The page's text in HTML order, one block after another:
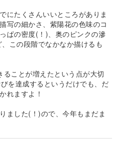
にたくさんいいところがありま
写の細かさ、紫陽花の色味のコ
ぱの密度(！)、奥のピンクの滲
この段階でなかなか描けるも
ことが増えたという点が大切
を達成するというだけでも、だ
れますよ！
ました(！)ので、今年もまだま